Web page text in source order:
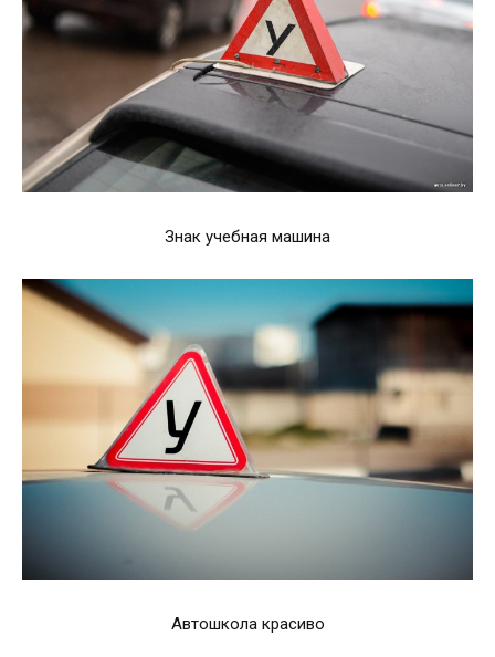
Знак учебная машина
Автошкола красиво